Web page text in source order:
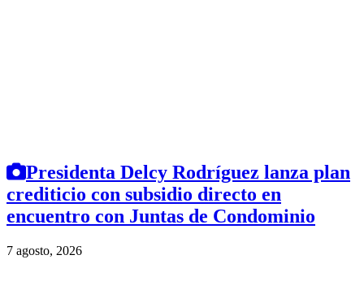
Presidenta Delcy Rodríguez lanza plan
crediticio con subsidio directo en
encuentro con Juntas de Condominio
7 agosto, 2026